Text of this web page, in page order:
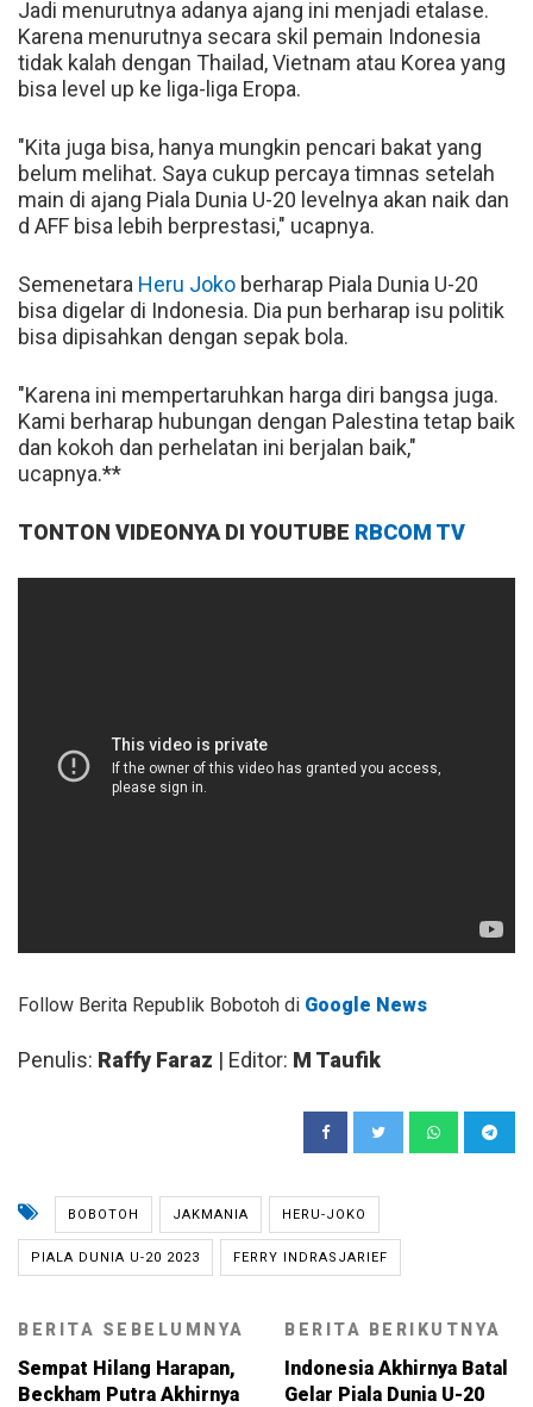
Jadi menurutnya adanya ajang ini menjadi etalase.
Karena menurutnya secara skil pemain Indonesia
tidak kalah dengan Thailad, Vietnam atau Korea yang
bisa level up ke liga-liga Eropa.
"Kita juga bisa, hanya mungkin pencari bakat yang
belum melihat. Saya cukup percaya timnas setelah
main di ajang Piala Dunia U-20 levelnya akan naik dan
d AFF bisa lebih berprestasi," ucapnya.
Semenetara Heru Joko berharap Piala Dunia U-20
bisa digelar di Indonesia. Dia pun berharap isu politik
bisa dipisahkan dengan sepak bola.
"Karena ini mempertaruhkan harga diri bangsa juga.
Kami berharap hubungan dengan Palestina tetap baik
dan kokoh dan perhelatan ini berjalan baik,"
ucapnya.**
TONTON VIDEONYA DI YOUTUBE RBCOM TV
Follow Berita Republik Bobotoh di Google News
Penulis: Raffy Faraz | Editor: M Taufik
BOBOTOH JAKMANIA HERU-JOKO
PIALA DUNIA U-20 2023 FERRY INDRASJARIEF
BERITA SEBELUMNYA
Sempat Hilang Harapan,
Beckham Putra Akhirnya
BERITA BERIKUTNYA
Indonesia Akhirnya Batal
Gelar Piala Dunia U-20